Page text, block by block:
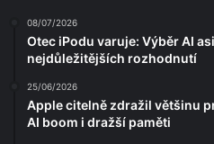
08/07/2026
Otec iPodu varuje: Výběr AI
nejdůležitějších rozhodnutí
25/06/2026
Apple citelně zdražil většinu
AI boom i dražší paměti